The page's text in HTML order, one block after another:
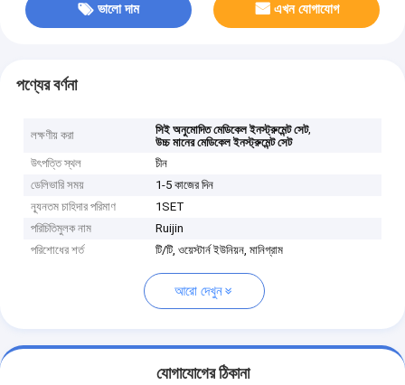
ভালো দাম এখন যোগাযোগ
পণ্যের বর্ণনা
লক্ষণীয় করা সিই অনুমোদিত মেডিকেল ইনস্ট্রুমেন্ট সেট,
উচ্চ মানের মেডিকেল ইনস্ট্রুমেন্ট সেট
উৎপত্তি স্থল
চীন
ডেলিভারি সময়
1-5 কাজের দিন
ন্যূনতম চাহিদার পরিমাণ
1SET
পরিচিতিমুলক নাম
Ruijin
পরিশোধের শর্ত
টি/টি, ওয়েস্টার্ন ইউনিয়ন, মানিগ্রাম
আরো দেখুন
যোগাযোগের ঠিকানা